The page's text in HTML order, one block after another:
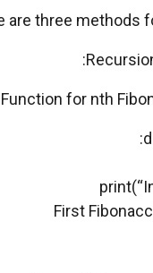
are three methods